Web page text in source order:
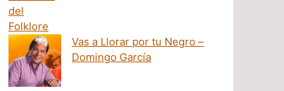
Vas a Llorar por tu Negro –
Domingo García